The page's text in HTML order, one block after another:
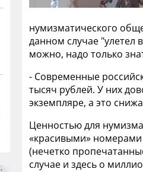
нумизматического
данном случае "улетел
можно, надо только
- Современные
тысяч рублей. У них
экземпляре, а это
Ценностью для
«красивыми»
(нечетко
случае и здесь о